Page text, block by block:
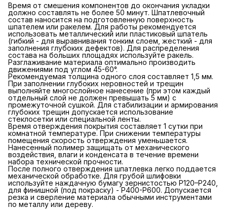
Время от смешения компонентов до окончания укладки
должно составлять не более 50 минут. Шпатлевочный
состав наносится на подготовленную поверхность
шпателем или ракелем. Для работы рекомендуется
использовать металлический или пластиковый шпатель
(гибкий - для выравнивания тонким слоем, жесткий - для
заполнения глубоких дефектов). Для распределения
состава на больших площадях используйте ракель.
Разглаживание материала оптимально производить
движениями под углом 45-60°.
Рекомендуемая толщина одного слоя составляет 1,5 мм.
При заполнении глубоких неровностей и трещин
выполняйте многослойное нанесение (при этом каждый
отдельный слой не должен превышать 5 мм) с
промежуточной сушкой. Для стабилизации и армирования
глубоких трещин допускается использование
стеклосетки или специальной ленты.
Время отверждения покрытия составляет 1 сутки при
комнатной температуре. При снижении температуры
помещения скорость отверждения уменьшается.
Нанесенный полимер защищать от механического
воздействия, влаги и конденсата в течение времени
набора технической прочности.
После полного отверждения шпатлевка легко поддается
механической обработке. Для грубой шлифовки
используйте наждачную бумагу зернистостью P120–P240,
для финишной (под покраску) - P400-P600. Допускается
резка и сверление материала обычными инструментами
по металлу или дереву.